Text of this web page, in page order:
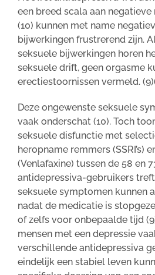
een breed scala aan negatieve
(10) kunnen met name
bijwerkingen frustrerend zijn.
seksuele bijwerkingen horen
seksuele drift, geen orgasme
erectiestoornissen vermeld.
Deze ongewenste seksuele
vaak onderschat (10). Toch
seksuele disfunctie met
heropname remmers (SSRI’s)
(Venlafaxine) tussen de 58 en
antidepressiva-gebruikers treft
seksuele symptomen kunnen
nadat de medicatie is
of zelfs voor onbepaalde tijd
mensen met een depressie
verschillende antidepressiva
eindelijk een stabiel leven